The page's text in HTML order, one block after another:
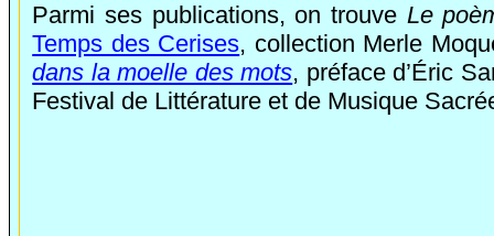
Parmi ses publications, on trouve Le
Temps des Cerises, collection Merle
dans la moelle des mots, préface d’Éric
Festival de Littérature et de Musique